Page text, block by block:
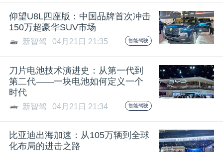
心
GAIR
仰望U8L四座版：中国品牌首次冲击
150万超豪华SUV市场
新智驾 04月21日 21:35 智能驾驶
刀片电池技术演进史：从第一代到
第二代——一块电池如何定义一个
时代
新智驾 04月21日 21:34 智能驾驶
比亚迪出海加速：从105万辆到全球
化布局的进击之路